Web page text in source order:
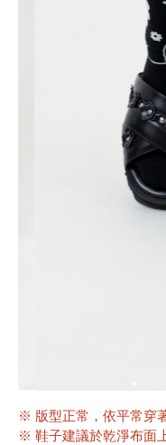
※ 版型正常，依平常穿
※ 鞋子建議於乾淨布面